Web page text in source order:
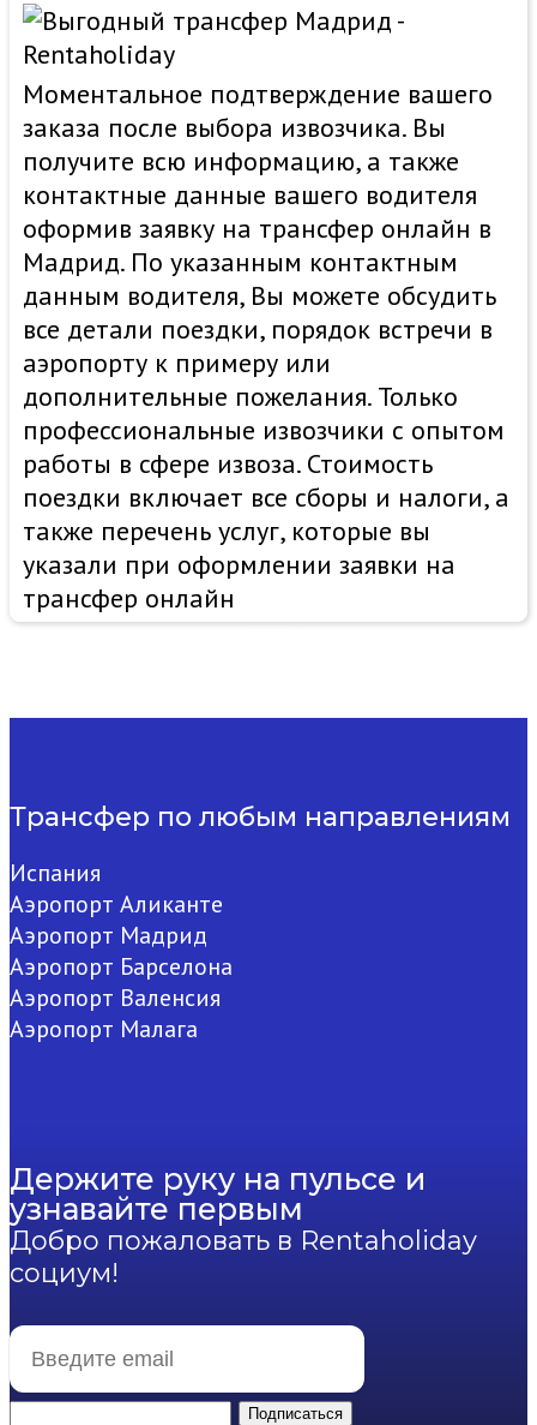
Моментальное подтверждение вашего
заказа после выбора извозчика. Вы
получите всю информацию, а также
контактные данные вашего водителя
оформив заявку на трансфер онлайн в
Мадрид. По указанным контактным
данным водителя, Вы можете обсудить
все детали поездки, порядок встречи в
аэропорту к примеру или
дополнительные пожелания. Только
профессиональные извозчики с опытом
работы в сфере извоза. Стоимость
поездки включает все сборы и налоги, а
также перечень услуг, которые вы
указали при оформлении заявки на
трансфер онлайн
Трансфер по любым направлениям
Испания
Аэропорт Аликанте
Аэропорт Мадрид
Аэропорт Барселона
Аэропорт Валенсия
Аэропорт Малага
Держите руку на пульсе и
узнавайте первым
Добро пожаловать в Rentaholiday
социум!
Подписаться